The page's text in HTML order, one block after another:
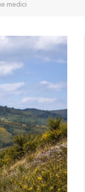
medici